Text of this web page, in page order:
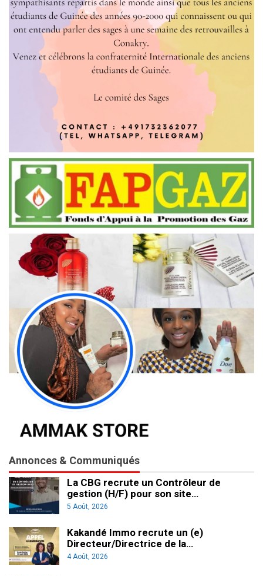
Annonces & Communiqués
La CBG recrute un Contrôleur de
gestion (H/F) pour son site…
5 Août, 2026
Kakandé Immo recrute un (e)
Directeur/Directrice de la…
4 Août, 2026